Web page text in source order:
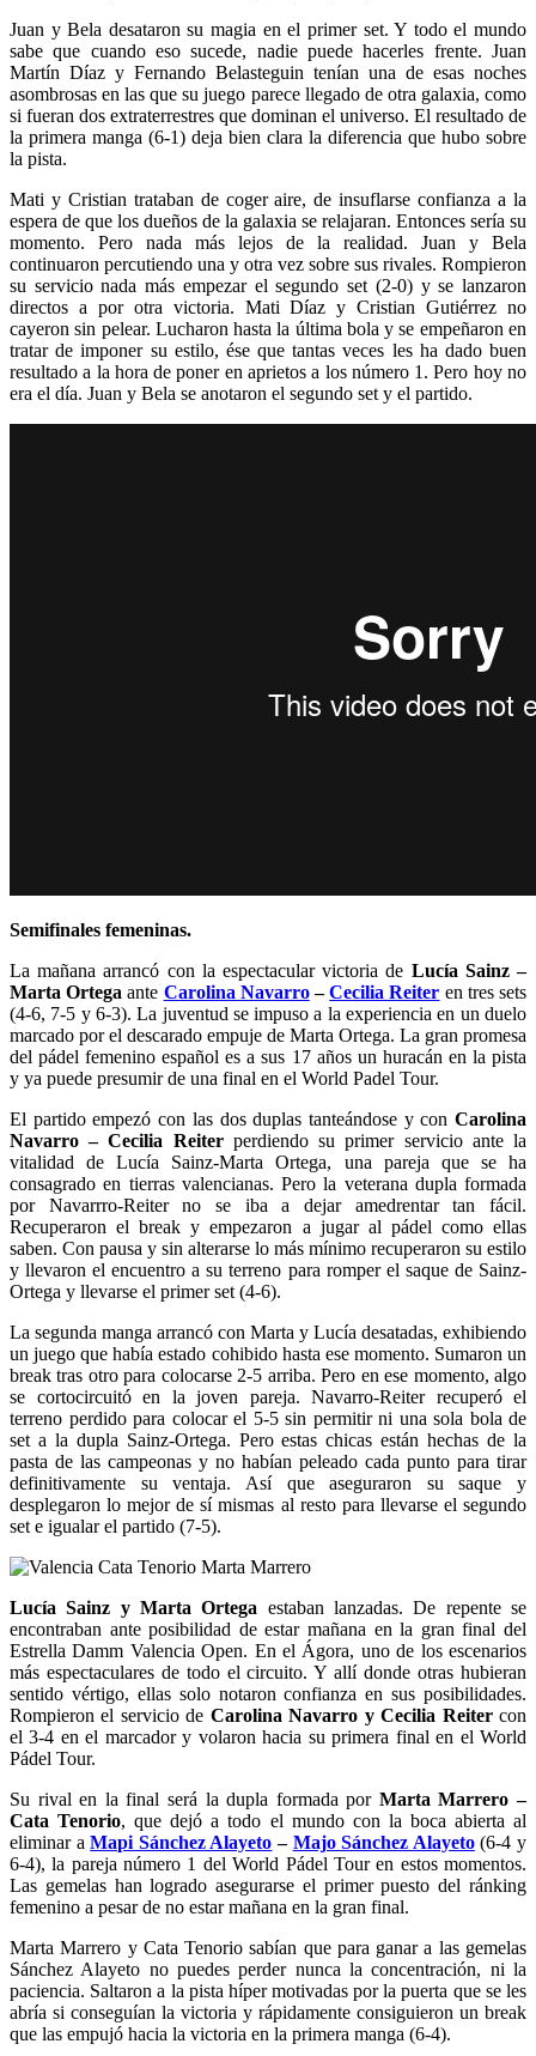
Juan y Bela desataron su magia en el primer set. Y todo el mundo
sabe que cuando eso sucede, nadie puede hacerles frente. Juan
Martín Díaz y Fernando Belasteguin tenían una de esas noches
asombrosas en las que su juego parece llegado de otra galaxia, como
si fueran dos extraterrestres que dominan el universo. El resultado de
la primera manga (6-1) deja bien clara la diferencia que hubo sobre
la pista.
Mati y Cristian trataban de coger aire, de insuflarse confianza a la
espera de que los dueños de la galaxia se relajaran. Entonces sería su
momento. Pero nada más lejos de la realidad. Juan y Bela
continuaron percutiendo una y otra vez sobre sus rivales. Rompieron
su servicio nada más empezar el segundo set (2-0) y se lanzaron
directos a por otra victoria. Mati Díaz y Cristian Gutiérrez no
cayeron sin pelear. Lucharon hasta la última bola y se empeñaron en
tratar de imponer su estilo, ése que tantas veces les ha dado buen
resultado a la hora de poner en aprietos a los número 1. Pero hoy no
era el día. Juan y Bela se anotaron el segundo set y el partido.
Semifinales femeninas.
La mañana arrancó con la espectacular victoria de Lucía Sainz –
Marta Ortega ante Carolina Navarro–Cecilia Reiter en tres sets
(4-6, 7-5 y 6-3). La juventud se impuso a la experiencia en un duelo
marcado por el descarado empuje de Marta Ortega. La gran promesa
del pádel femenino español es a sus 17 años un huracán en la pista
y ya puede presumir de una final en el World Padel Tour.
El partido empezó con las dos duplas tanteándose y con Carolina
Navarro – Cecilia Reiterperdiendo su primer servicio ante la
vitalidad de Lucía Sainz-Marta Ortega, una pareja que se ha
consagrado en tierras valencianas. Pero la veterana dupla formada
por Navarrro-Reiter no se iba a dejar amedrentar tan fácil.
Recuperaron el break y empezaron a jugar al pádel como ellas
saben. Con pausa y sin alterarse lo más mínimo recuperaron su estilo
y llevaron el encuentro a su terreno para romper el saque de Sainz-
Ortega y llevarse el primer set (4-6).
La segunda manga arrancó con Marta y Lucía desatadas, exhibiendo
un juego que había estado cohibido hasta ese momento. Sumaron un
break tras otro para colocarse 2-5 arriba. Pero en ese momento, algo
se cortocircuitó en la joven pareja. Navarro-Reiter recuperó el
terreno perdido para colocar el 5-5 sin permitir ni una sola bola de
set a la dupla Sainz-Ortega. Pero estas chicas están hechas de la
pasta de las campeonas y no habían peleado cada punto para tirar
definitivamente su ventaja. Así que aseguraron su saque y
desplegaron lo mejor de sí mismas al resto para llevarse el segundo
set e igualar el partido (7-5).
Lucía Sainz y Marta Ortega estaban lanzadas. De repente se
encontraban ante posibilidad de estar mañana en la gran final del
Estrella Damm Valencia Open. En el Ágora, uno de los escenarios
más espectaculares de todo el circuito. Y allí donde otras hubieran
sentido vértigo, ellas solo notaron confianza en sus posibilidades.
Rompieron el servicio de Carolina Navarro y Cecilia Reitercon
el 3-4 en el marcador y volaron hacia su primera final en el World
Pádel Tour.
Su rival en la final será la dupla formada por Marta Marrero –
Cata Tenorio, que dejó a todo el mundo con la boca abierta al
eliminar aMapi Sánchez Alayeto – Majo Sánchez Alayeto(6-4 y
6-4), la pareja número 1 del World Pádel Tour en estos momentos.
Las gemelas han logrado asegurarse el primer puesto del ránking
femenino a pesar de no estar mañana en la gran final.
Marta Marrero y Cata Tenorio sabían que para ganar a las gemelas
Sánchez Alayeto no puedes perder nunca la concentración, ni la
paciencia. Saltaron a la pista híper motivadas por la puerta que se les
abría si conseguían la victoria y rápidamente consiguieron un break
que las empujó hacia la victoria en la primera manga (6-4).